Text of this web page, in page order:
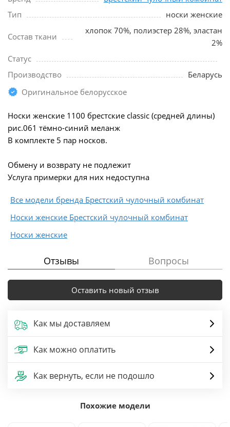
Тип
носки женские
Состав ткани
хлопок 70%, полиэстер 28%, эластан
2%
Статус
Производство
Беларусь
Оригинальное белорусское
Носки женские 1100 брестские classic (средней длины)
рис.061 тёмно-синий меланж
В комплекте 5 пар носков.
Обмену и возврату не подлежит
Услуга примерки для них недоступна
Все модели бренда Брестский чулочный комбинат
Носки женские Брестский чулочный комбинат
Носки женские
Отзывы Вопросы
Оставить новый отзыв
Как мы доставляем
Как можно оплатить
Как вернуть, если не подошло
Похожие модели